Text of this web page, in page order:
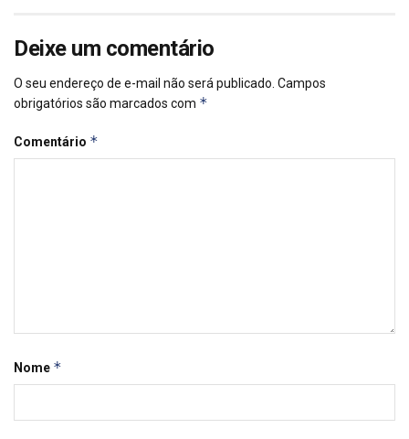
Deixe um comentário
O seu endereço de e-mail não será publicado. Campos
obrigatórios são marcados com *
Comentário *
Nome *